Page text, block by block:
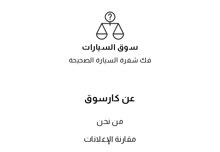
سوق السيارات
فك شفرة السيارة الصحيحة
عن كارسوق
من نحن
مقارنة الإعلانات